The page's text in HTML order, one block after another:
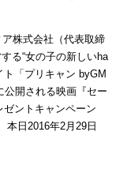
ア株式会社（代表取締
る“女の子の新しいha
ト「プリキャン byGM
公開される映画『セー
ントキャンペーン
本日 2016年2月 29 日